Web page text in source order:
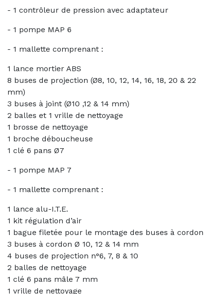
- 1 contrôleur de pression avec adaptateur
- 1 pompe MAP 6
- 1 mallette comprenant :
1 lance mortier ABS
8 buses de projection (Ø8, 10, 12, 14, 16, 18, 20 & 22
mm)
3 buses à joint (Ø10 ,12 & 14 mm)
2 balles et 1 vrille de nettoyage
1 brosse de nettoyage
1 broche déboucheuse
1 clé 6 pans Ø7
- 1 pompe MAP 7
- 1 mallette comprenant :
1 lance alu-I.T.E.
1 kit régulation d’air
1 bague filetée pour le montage des buses à cordon
3 buses à cordon Ø 10, 12 & 14 mm
4 buses de projection n°6, 7, 8 & 10
2 balles de nettoyage
1 clé 6 pans mâle 7 mm
1 vrille de nettoyage